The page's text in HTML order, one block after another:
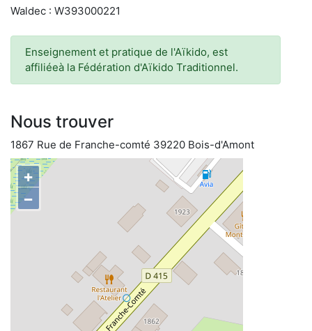
Waldec : W393000221
Enseignement et pratique de l'Aïkido, est
affiliéeà la Fédération d'Aïkido Traditionnel.
Nous trouver
1867 Rue de Franche-comté 39220 Bois-d'Amont
+
−